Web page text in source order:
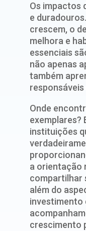
Os impactos
e
crescem, o
melhora e
essenciais
não apenas
também
Onde
exemplares?
instituições
a orientação
compartilhar
além do
investimento
crescimento